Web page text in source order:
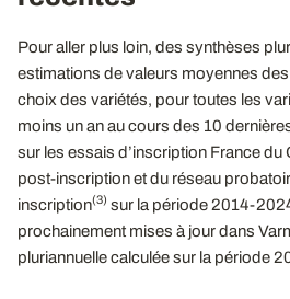
Pour aller plus loin, des synthèses
estimations de valeurs moyennes
choix des variétés, pour toutes les
moins un an au cours des 10
sur les essais d’inscription France du
post-inscription et du réseau
inscription(3) sur la période 2014-
prochainement mises à jour dans
pluriannuelle calculée sur la période